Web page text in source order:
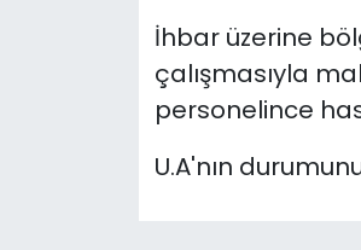
İhbar üzerine
çalışmasıyla
personelince
U.A'nın